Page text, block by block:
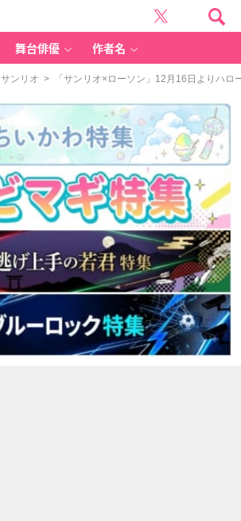
舞台俳優 作者名
サンリオ > 「サンリオ×ローソン」12月16日よりハロ